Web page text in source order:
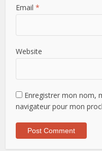
Email *
Website
Enregistrer mon nom,
navigateur pour mon